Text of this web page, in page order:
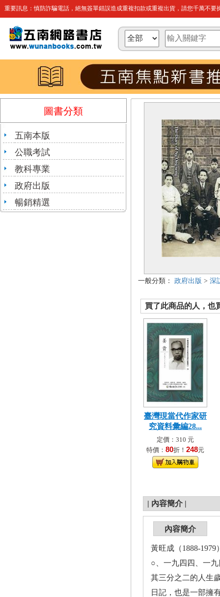
重要訊息：慎防詐騙電話，絕無簽單錯誤造成重複扣款或重複出貨，請您千萬不要
圖書分類
五南本版
公職考試
教科專業
政府出版
暢銷精選
一般分類： 政府出版 > 深
買了此商品的人，也
臺灣現當代作家研
究資料彙編28...
定價：310 元
特價： 80折！ 248元
| 內容簡介 |
內容簡介
黃旺成（1888-
○、一九四四、一
其三分之二的人生
日記，也是一部擁